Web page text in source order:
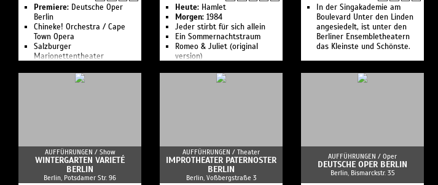
Premiere: Deutsche Oper
Berlin
Chineke! Orchestra / Cape
Town Opera
Salzburger
Marionettentheater
Heute: Hamlet
Morgen: 1984
Jeder stirbt für sich allein
Ein Sommernachtstraum
Romeo & Juliet (original
version)
Was Ihr wollt
In der Singakademie am
Boulevard Unter den Linden
angesiedelt, ist unter den
Berliner Ensembletheatern
das Kleinste und Schönste.
AUFFÜHRUNGEN / Show
WINTERGARTEN VARIETÉ
BERLIN
Berlin, Potsdamer Str. 96
AUFFÜHRUNGEN / Theater
IMPROTHEATER PATERNOSTER
BERLIN
Berlin, Voßbergstraße 3
AUFFÜHRUNGEN / Oper
DEUTSCHE OPER BERLIN
Berlin, Bismarckstr. 35